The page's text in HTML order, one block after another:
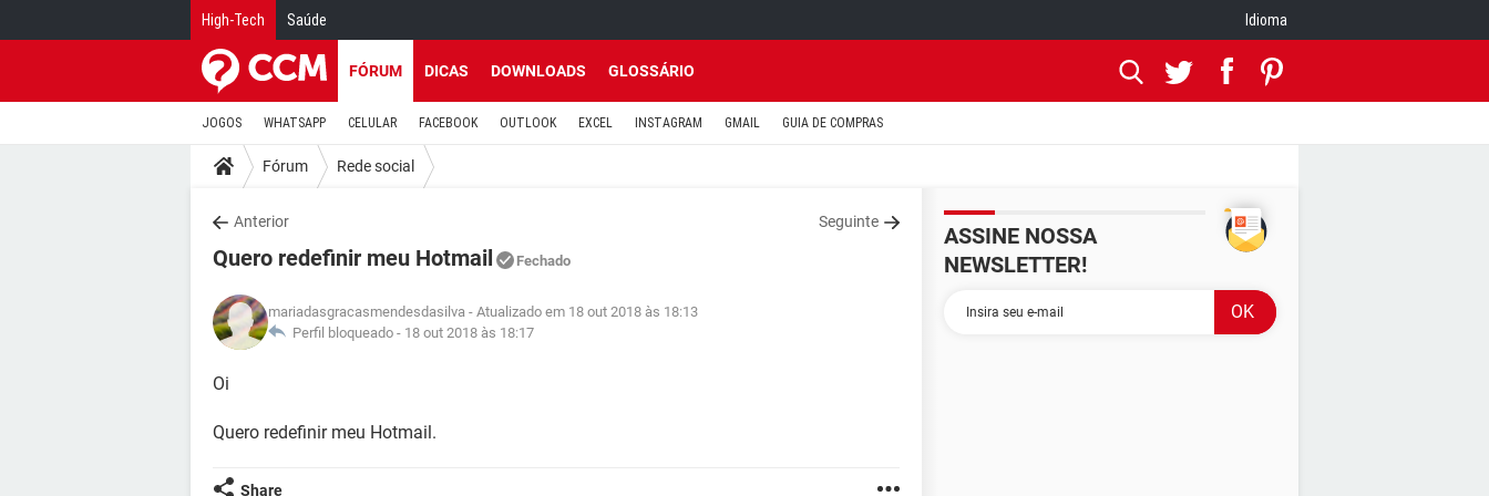
High-Tech Saúde Idioma
FÓRUM DICAS DOWNLOADS GLOSSÁRIO
JOGOS WHATSAPP CELULAR FACEBOOK OUTLOOK EXCEL INSTAGRAM GMAIL GUIA DE COMPRAS
Fórum Rede social
Anterior Seguinte
Quero redefinir meu Hotmail Fechado
mariadasgracasmendesdasilva - Atualizado em 18 out 2018 às 18:13
Perfil bloqueado - 18 out 2018 às 18:17
Oi
Quero redefinir meu Hotmail.
Share
ASSINE NOSSA
NEWSLETTER!